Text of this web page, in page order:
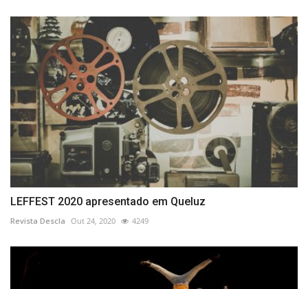
LEFFEST 2020 apresentado em Queluz
Revista Descla Out 24, 2020 4249